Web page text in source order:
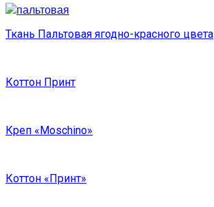
Ткань Пальтовая ягодно-красного цвета
Коттон Принт
Креп «Moschino»
Коттон «Принт»